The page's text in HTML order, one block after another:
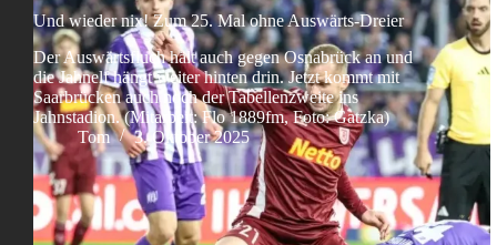
Und wieder nix! Zum 25. Mal ohne Auswärts-Dreier
Der Auswärtsfluch hält auch gegen Osnabrück an und
die Jahnelf hängt weiter hinten drin. Jetzt kommt mit
Saarbrücken auch noch der Tabellenzweite ins
Jahnstadion. (Mitarbeit: Flo 1889fm, Foto: Gatzka)
Tom
3. Oktober 2025